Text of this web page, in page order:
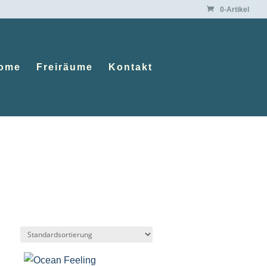
0-Artikel
Freiräume Kontakt